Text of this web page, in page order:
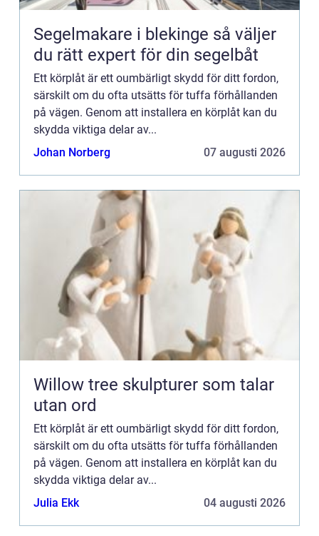
Segelmakare i blekinge så väljer
du rätt expert för din segelbåt
Ett körplåt är ett oumbärligt skydd för ditt fordon,
särskilt om du ofta utsätts för tuffa förhållanden
på vägen. Genom att installera en körplåt kan du
skydda viktiga delar av...
Johan Norberg
07 augusti 2026
Willow tree skulpturer som talar
utan ord
Ett körplåt är ett oumbärligt skydd för ditt fordon,
särskilt om du ofta utsätts för tuffa förhållanden
på vägen. Genom att installera en körplåt kan du
skydda viktiga delar av...
Julia Ekk
04 augusti 2026